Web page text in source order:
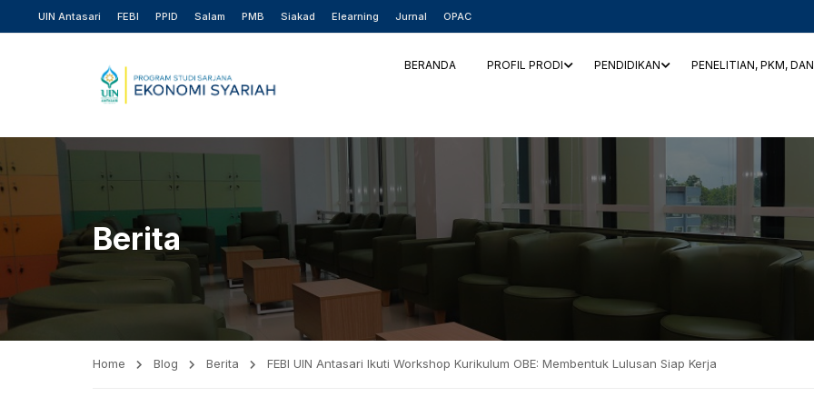
UIN Antasari FEBI PPID Salam PMB Siakad Elearning Jurnal OPAC
BERANDA PROFIL PRODI PENDIDIKAN PENELITIAN, PKM,
Berita
Home Blog Berita FEBI UIN Antasari Ikuti Workshop Kurikulum OBE: Membentuk Lulusan Siap Kerja